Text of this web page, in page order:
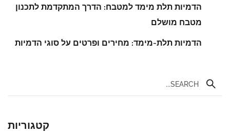
הדמיות תלת מימד למטבח: הדרך המתקדמת לתכנון
מטבח מושלם
הדמיות תלת-מימד: מחירים ופרטים על סוגי הדמיות
קטגוריות